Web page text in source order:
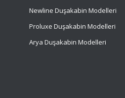
Newline Duşakabin Modelleri
Proluxe Duşakabin Modelleri
Arya Duşakabin Modelleri